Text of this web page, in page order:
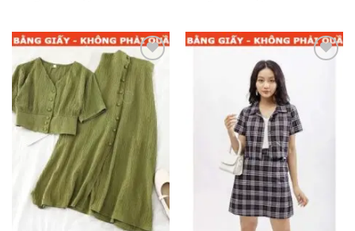
Add to
wishlist